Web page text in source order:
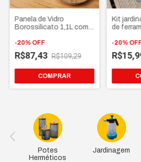
Panela de Vidro
Borossilicato 1,1L com
-20% OFF
R$87,43 R$109,29
COMPRAR
Kit
de
madeira
-20%
Potes
Herméticos
Jardinagem